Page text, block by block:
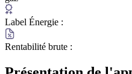
Label Énergie :
Rentabilité brute :